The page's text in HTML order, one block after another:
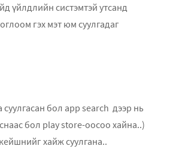
үйлдлийн систэмтэй утсанд
гэх мэт юм суулгадаг
суулгасан бол app search дээр нь
бол play store-оосоо хайна..)
хайж суулгана..